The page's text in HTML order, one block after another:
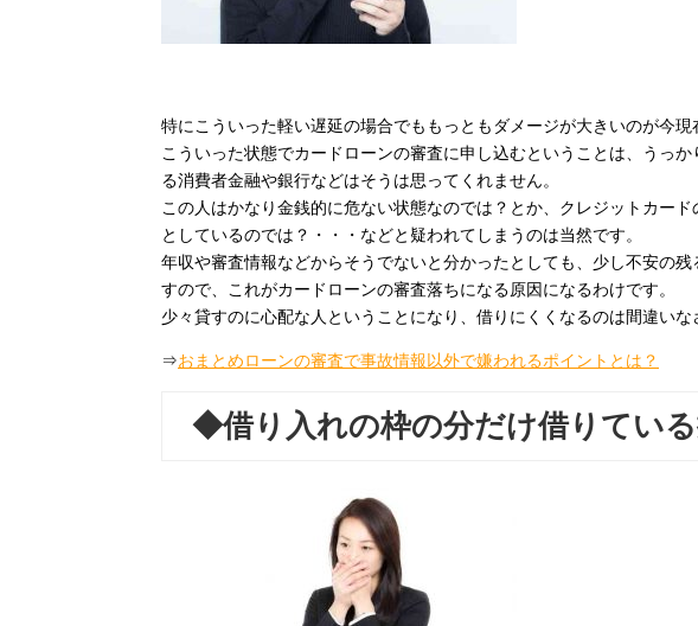
特にこういった軽い遅延の場合でももっともダメージが大きいのが今現
こういった状態でカードローンの審査に申し込むということは、うっ
る消費者金融や銀行などはそうは思ってくれません。
この人はかなり金銭的に危ない状態なのでは？とか、クレジットカー
としているのでは？・・・などと疑われてしまうのは当然です。
年収や審査情報などからそうでないと分かったとしても、少し不安の
すので、これがカードローンの審査落ちになる原因になるわけです。
少々貸すのに心配な人ということになり、借りにくくなるのは間違いな
⇒おまとめローンの審査で事故情報以外で嫌われるポイントとは？
◆借り入れの枠の分だけ借りてい